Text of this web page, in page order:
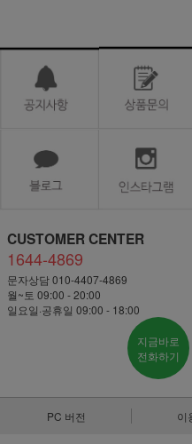
CUSTOMER CENTER
1644-4869
문자상담 010-4407-4869
월~토 09:00 - 20:00
일요일·공휴일 09:00 - 18:00
지금바로
전화하기
PC 버전 이